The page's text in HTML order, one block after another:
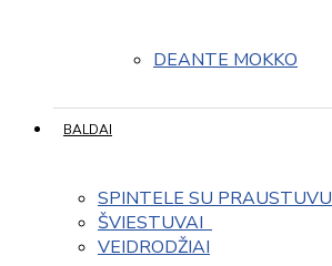
DEANTE MOKKO
BALDAI
SPINTELE SU PRAUSTUVU
ŠVIESTUVAI
VEIDRODŽIAI